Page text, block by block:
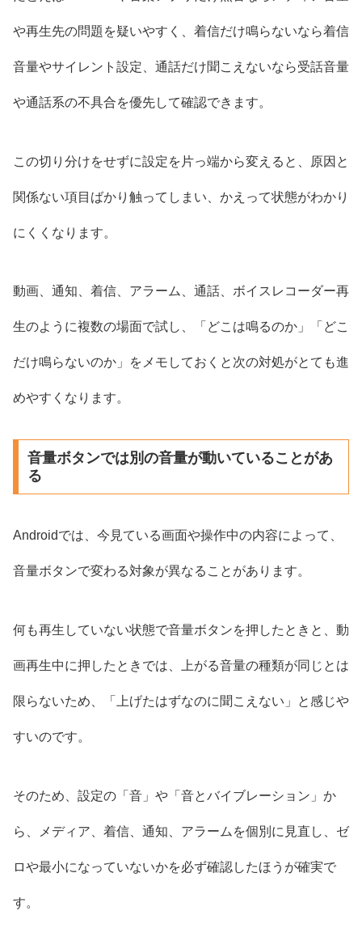
や再生先の問題を疑いやすく、着信だけ鳴らないなら着信
音量やサイレント設定、通話だけ聞こえないなら受話音量
や通話系の不具合を優先して確認できます。
この切り分けをせずに設定を片っ端から変えると、原因と
関係ない項目ばかり触ってしまい、かえって状態がわかり
にくくなります。
動画、通知、着信、アラーム、通話、ボイスレコーダー再
生のように複数の場面で試し、「どこは鳴るのか」「どこ
だけ鳴らないのか」をメモしておくと次の対処がとても進
めやすくなります。
音量ボタンでは別の音量が動いていることがあ
る
Androidでは、今見ている画面や操作中の内容によって、
音量ボタンで変わる対象が異なることがあります。
何も再生していない状態で音量ボタンを押したときと、動
画再生中に押したときでは、上がる音量の種類が同じとは
限らないため、「上げたはずなのに聞こえない」と感じや
すいのです。
そのため、設定の「音」や「音とバイブレーション」か
ら、メディア、着信、通知、アラームを個別に見直し、ゼ
ロや最小になっていないかを必ず確認したほうが確実で
す。